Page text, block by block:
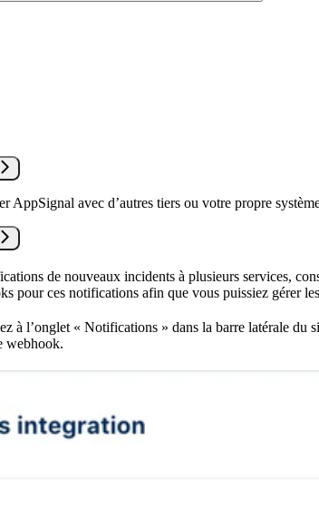
AppSignal avec d’autres tiers ou votre propre
de nouveaux incidents à plusieurs services,
pour ces notifications afin que vous puissiez gérer
à l’onglet « Notifications » dans la barre latérale
webhook.